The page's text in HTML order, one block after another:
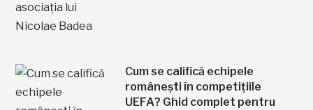
Cum se califică echipele
românești în competițiile
UEFA? Ghid complet pentru